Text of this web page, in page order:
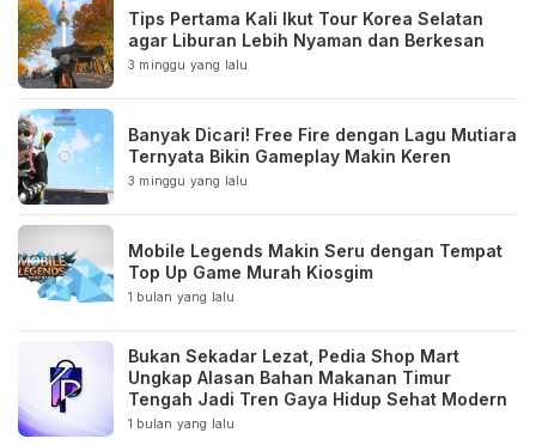
Tips Pertama Kali Ikut Tour Korea Selatan
agar Liburan Lebih Nyaman dan Berkesan
3 minggu yang lalu
Banyak Dicari! Free Fire dengan Lagu Mutiara
Ternyata Bikin Gameplay Makin Keren
3 minggu yang lalu
Mobile Legends Makin Seru dengan Tempat
Top Up Game Murah Kiosgim
1 bulan yang lalu
Bukan Sekadar Lezat, Pedia Shop Mart
Ungkap Alasan Bahan Makanan Timur
Tengah Jadi Tren Gaya Hidup Sehat Modern
1 bulan yang lalu